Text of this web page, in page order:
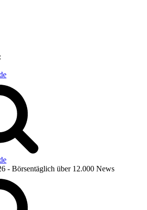
:
- Börsentäglich über 12.000 News